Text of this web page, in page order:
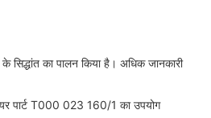
सिद्धांत का पालन किया है। अधिक जानकारी